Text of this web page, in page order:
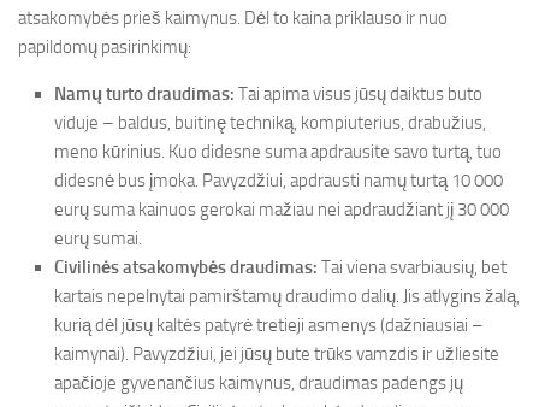
atsakomybės prieš kaimynus. Dėl to kaina priklauso ir nuo
papildomų pasirinkimų:
Namų turto draudimas: Tai apima visus jūsų daiktus buto
viduje – baldus, buitinę techniką, kompiuterius, drabužius,
meno kūrinius. Kuo didesne suma apdrausite savo turtą, tuo
didesnė bus įmoka. Pavyzdžiui, apdrausti namų turtą 10 000
eurų suma kainuos gerokai mažiau nei apdraudžiant jį 30 000
eurų sumai.
Civilinės atsakomybės draudimas: Tai viena svarbiausių, bet
kartais nepelnytai pamirštamų draudimo dalių. Jis atlygins žalą,
kurią dėl jūsų kaltės patyrė tretieji asmenys (dažniausiai –
kaimynai). Pavyzdžiui, jei jūsų bute trūks vamzdis ir užliesite
apačioje gyvenančius kaimynus, draudimas padengs jų